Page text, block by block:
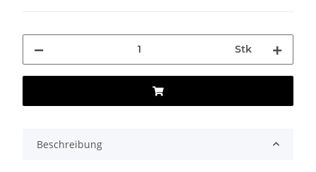
Stk
Beschreibung